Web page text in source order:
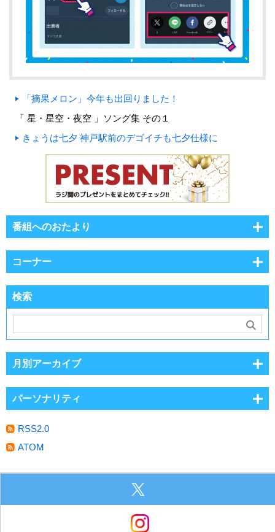
「摘果メロン」今年も出回りました！
「 星・星空・夜空 」ソング集 その１
きょうは七夕 神戸駅前のデゴイチも七夕仕様に
番組へのおたより
コーナー
検索
月別アーカイブ
パーソナリティ
RSS2.0
ATOM